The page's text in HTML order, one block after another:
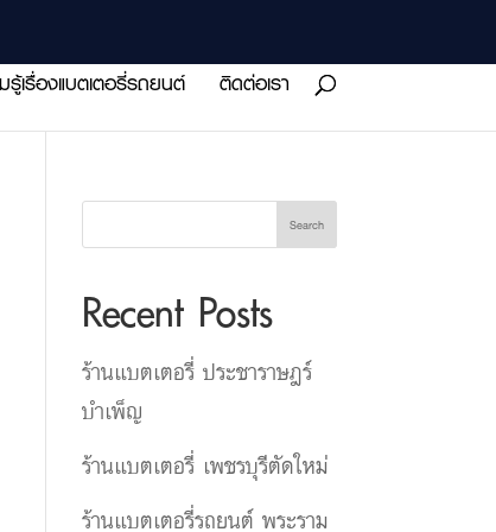
รู้เรื่องแบตเตอรี่รถยนต์ ติดต่อเรา
Search
Recent Posts
ร้านแบตเตอรี่ ประชาราษฎร์
บำเพ็ญ
ร้านแบตเตอรี่ เพชรบุรีตัดใหม่
ร้านแบตเตอรี่รถยนต์ พระราม